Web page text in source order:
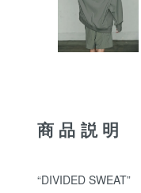
商品説明
“DIVIDED SWEAT”